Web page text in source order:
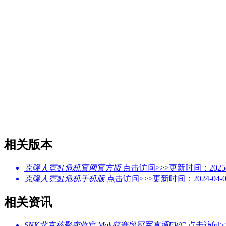
相关版本
克隆人霓虹危机官网官方版 点击访问>>>更新时间：
克隆人霓虹危机手机版 点击访问>>>更新时间：2024-04-
相关资讯